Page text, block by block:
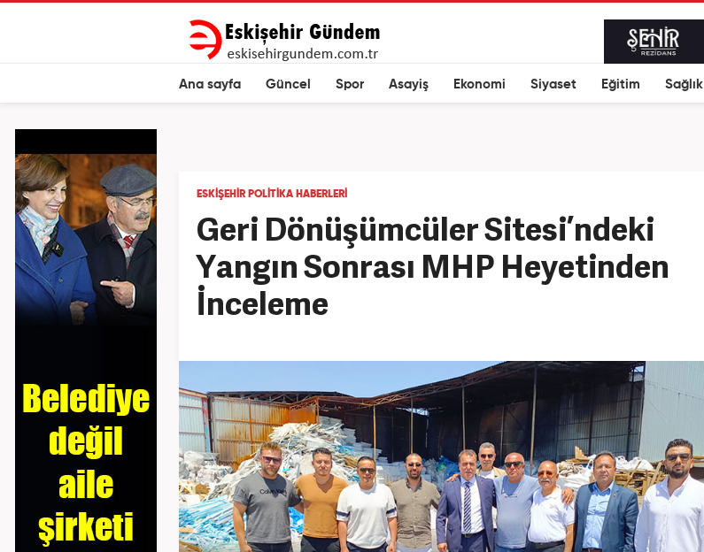
Ana sayfa Güncel Spor Asayiş Ekonomi Siyaset Eğitim Sağlık
ESKIŞEHIR POLITIKA HABERLERI
Geri Dönüşümcüler Sitesi’ndeki
Yangın Sonrası MHP Heyetinden
İnceleme